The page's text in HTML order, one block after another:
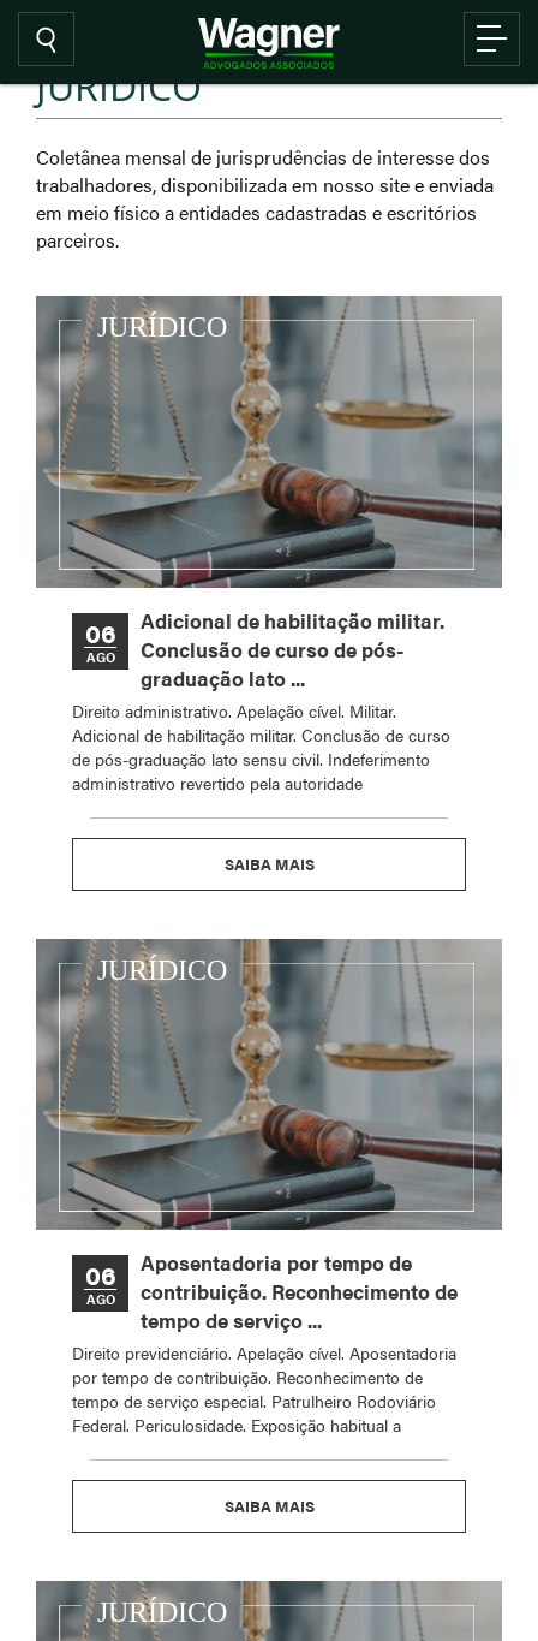
JURÍDICO
Coletânea mensal de jurisprudências de interesse dos
trabalhadores, disponibilizada em nosso site e enviada
em meio físico a entidades cadastradas e escritórios
parceiros.
06
AGO
Adicional de habilitação militar.
Conclusão de curso de pós-
graduação lato ...
Direito administrativo. Apelação cível. Militar.
Adicional de habilitação militar. Conclusão de curso
de pós-graduação lato sensu civil. Indeferimento
administrativo revertido pela autoridade
SAIBA MAIS
06
AGO
Aposentadoria por tempo de
contribuição. Reconhecimento de
tempo de serviço ...
Direito previdenciário. Apelação cível. Aposentadoria
por tempo de contribuição. Reconhecimento de
tempo de serviço especial. Patrulheiro Rodoviário
Federal. Periculosidade. Exposição habitual a
SAIBA MAIS